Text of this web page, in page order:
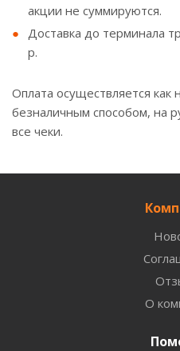
акции не суммируются.
Доставка до терминала
р.
Оплата осуществляется как
безналичным способом, на
все чеки.
О